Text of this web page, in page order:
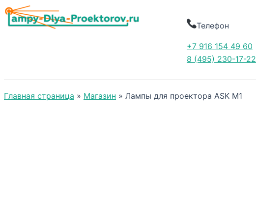
Телефон
+7 916 154 49 60
8 (495) 230-17-22
Главная страница » Магазин » Лампы для проектора ASK M1